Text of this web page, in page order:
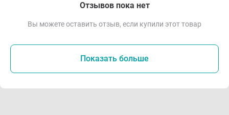
Отзывов пока нет
Вы можете оставить отзыв, если купили этот товар
Показать больше